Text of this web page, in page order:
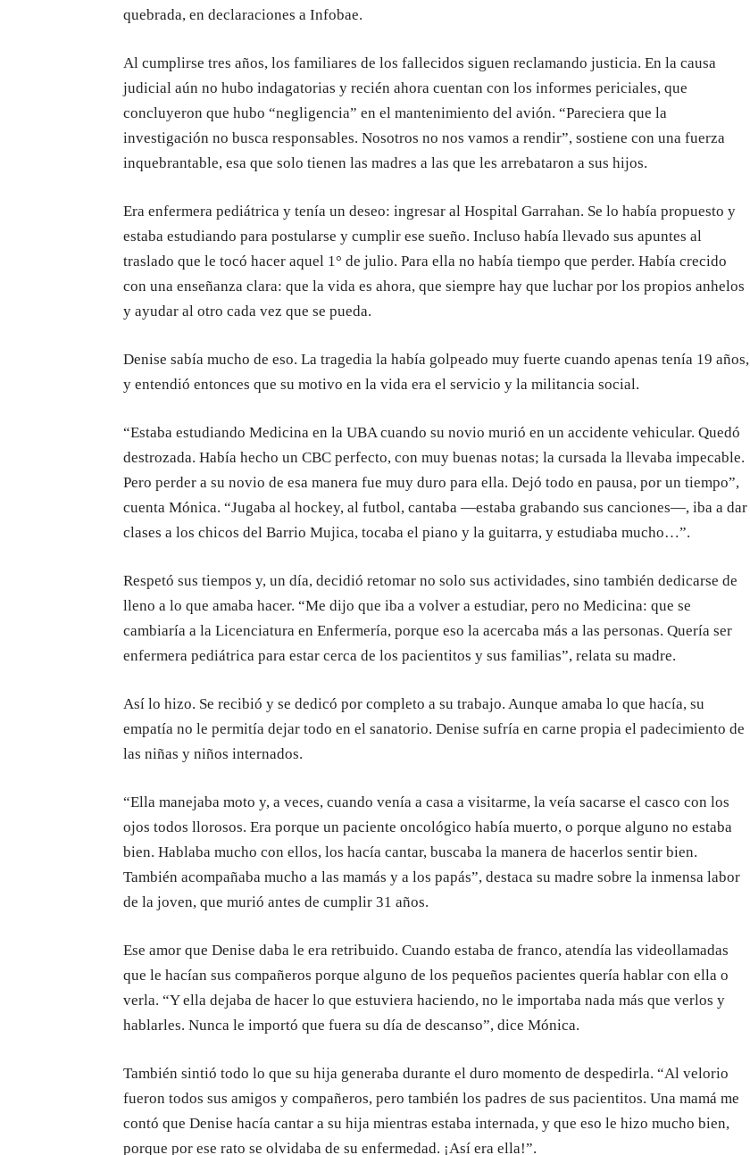
quebrada, en declaraciones a Infobae.
Al cumplirse tres años, los familiares de los fallecidos siguen reclamando justicia. En la causa
judicial aún no hubo indagatorias y recién ahora cuentan con los informes periciales, que
concluyeron que hubo “negligencia” en el mantenimiento del avión. “Pareciera que la
investigación no busca responsables. Nosotros no nos vamos a rendir”, sostiene con una fuerza
inquebrantable, esa que solo tienen las madres a las que les arrebataron a sus hijos.
Era enfermera pediátrica y tenía un deseo: ingresar al Hospital Garrahan. Se lo había propuesto y
estaba estudiando para postularse y cumplir ese sueño. Incluso había llevado sus apuntes al
traslado que le tocó hacer aquel 1° de julio. Para ella no había tiempo que perder. Había crecido
con una enseñanza clara: que la vida es ahora, que siempre hay que luchar por los propios anhelos
y ayudar al otro cada vez que se pueda.
Denise sabía mucho de eso. La tragedia la había golpeado muy fuerte cuando apenas tenía 19 años,
y entendió entonces que su motivo en la vida era el servicio y la militancia social.
“Estaba estudiando Medicina en la UBA cuando su novio murió en un accidente vehicular. Quedó
destrozada. Había hecho un CBC perfecto, con muy buenas notas; la cursada la llevaba impecable.
Pero perder a su novio de esa manera fue muy duro para ella. Dejó todo en pausa, por un tiempo”,
cuenta Mónica. “Jugaba al hockey, al futbol, cantaba —estaba grabando sus canciones—, iba a dar
clases a los chicos del Barrio Mujica, tocaba el piano y la guitarra, y estudiaba mucho…”.
Respetó sus tiempos y, un día, decidió retomar no solo sus actividades, sino también dedicarse de
lleno a lo que amaba hacer. “Me dijo que iba a volver a estudiar, pero no Medicina: que se
cambiaría a la Licenciatura en Enfermería, porque eso la acercaba más a las personas. Quería ser
enfermera pediátrica para estar cerca de los pacientitos y sus familias”, relata su madre.
Así lo hizo. Se recibió y se dedicó por completo a su trabajo. Aunque amaba lo que hacía, su
empatía no le permitía dejar todo en el sanatorio. Denise sufría en carne propia el padecimiento de
las niñas y niños internados.
“Ella manejaba moto y, a veces, cuando venía a casa a visitarme, la veía sacarse el casco con los
ojos todos llorosos. Era porque un paciente oncológico había muerto, o porque alguno no estaba
bien. Hablaba mucho con ellos, los hacía cantar, buscaba la manera de hacerlos sentir bien.
También acompañaba mucho a las mamás y a los papás”, destaca su madre sobre la inmensa labor
de la joven, que murió antes de cumplir 31 años.
Ese amor que Denise daba le era retribuido. Cuando estaba de franco, atendía las videollamadas
que le hacían sus compañeros porque alguno de los pequeños pacientes quería hablar con ella o
verla. “Y ella dejaba de hacer lo que estuviera haciendo, no le importaba nada más que verlos y
hablarles. Nunca le importó que fuera su día de descanso”, dice Mónica.
También sintió todo lo que su hija generaba durante el duro momento de despedirla. “Al velorio
fueron todos sus amigos y compañeros, pero también los padres de sus pacientitos. Una mamá me
contó que Denise hacía cantar a su hija mientras estaba internada, y que eso le hizo mucho bien,
porque por ese rato se olvidaba de su enfermedad. ¡Así era ella!”.